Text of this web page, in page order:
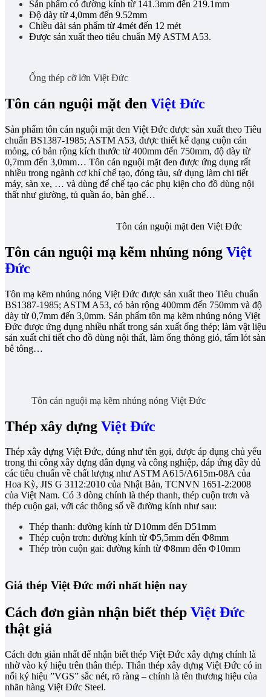
Sản phẩm có đường kính từ 141.3mm đến 219.1mm
Độ dày từ 4,0mm đến 9.52mm
Chiều dài sản phẩm từ 4mét đến 12 mét
Được sản xuất theo tiêu chuẩn Mỹ ASTM A53.
Ống thép cỡ lớn Việt Đức
Tôn cán nguội mặt đen Việt Đức
Sản phẩm tôn cán nguội mặt đen Việt Đức được sản xuất theo Tiêu
chuẩn BS1387-1985; ASTM A53, được thiết kế dạng cuộn cán
mỏng, có bản rộng kích thước từ 400mm đến 750mm, độ dày từ
0,7mm đến 3,0mm… Tôn cán nguội mặt đen được ứng dụng rất
nhiều trong ngành cơ khí chế tạo, đóng tàu, sử dụng làm chi tiết
máy, sàn xe, … và dùng để chế tạo các phụ kiện cho đồ dùng nội
thất như giường, tủ quần áo, bàn ghế…
Tôn cán nguội mặt đen Việt Đức
Tôn cán nguội mạ kẽm nhúng nóng Việt
Đức
Tôn mạ kẽm nhúng nóng Việt Đức được sản xuất theo Tiêu chuẩn
BS1387-1985; ASTM A53, có bản rộng 400mm đến 750mm và độ
dày từ 0,7mm đến 3,0mm. Sản phẩm tôn mạ kẽm nhúng nóng Việt
Đức được ứng dụng nhiều nhất trong sản xuất ống thép; làm vật liệu
sản xuất chi tiết cho đồ dùng nội thất, làm ống thông gió, tấm lót sàn
bê tông…
Tôn cán nguội mạ kẽm nhúng nóng Việt Đức
Thép xây dựng Việt Đức
Thép xây dựng Việt Đức, đúng như tên gọi, được áp dụng chủ yếu
trong thi công xây dựng dân dụng và công nghiệp, đáp ứng đầy đủ
các tiêu chuẩn về chất lượng như ASTM A615/A615m-08A của
Hoa Kỳ, JIS G 3112:2010 của Nhật Bản, TCNVN 1651-2:2008
của Việt Nam. Có 3 dòng chính là thép thanh, thép cuộn trơn và
thép cuộn gai, với các thông số về đường kính như sau:
Thép thanh: đường kính từ D10mm đến D51mm
Thép cuộn trơn: đường kính từ Φ5,5mm đến Φ8mm
Thép tròn cuộn gai: đường kính từ Φ8mm đến Φ10mm
Giá thép Việt Đức mới nhất hiện nay
Cách đơn giản nhận biết thép Việt Đức
thật giả
Cách đơn giản nhất để nhận biết thép Việt Đức xây dựng chính là
nhờ vào ký hiệu trên thân thép. Thân thép xây dựng Việt Đức có in
nổi ký hiệu ”VGS” sắc nét, rõ ràng – chính là tên thương hiệu của
nhãn hàng Việt Đức Steel.